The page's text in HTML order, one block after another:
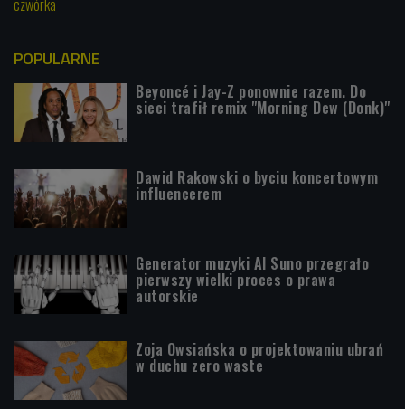
POPULARNE
Beyoncé i Jay-Z ponownie razem. Do
sieci trafił remix "Morning Dew (Donk)"
Dawid Rakowski o byciu koncertowym
influencerem
Generator muzyki AI Suno przegrało
pierwszy wielki proces o prawa
autorskie
Zoja Owsiańska o projektowaniu ubrań
w duchu zero waste